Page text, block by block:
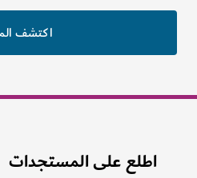
اكتشف
اطلع على المستجدات